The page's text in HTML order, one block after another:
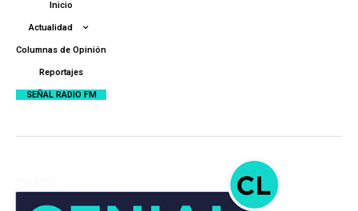
Inicio
Actualidad
Columnas de Opinión
Reportajes
SEÑAL RADIO FM